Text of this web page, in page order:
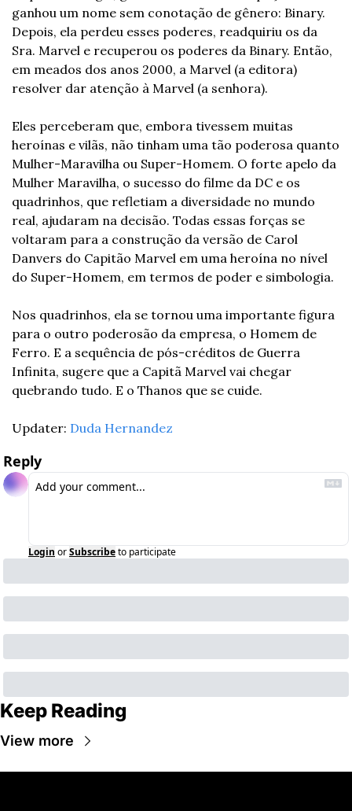
ganhou um nome sem conotação de gênero: Binary.
Depois, ela perdeu esses poderes, readquiriu os da
Sra. Marvel e recuperou os poderes da Binary. Então,
em meados dos anos 2000, a Marvel (a editora)
resolver dar atenção à Marvel (a senhora).
Eles perceberam que, embora tivessem muitas
heroínas e vilãs, não tinham uma tão poderosa quanto
Mulher-Maravilha ou Super-Homem. O forte apelo da
Mulher Maravilha, o sucesso do filme da DC e os
quadrinhos, que refletiam a diversidade no mundo
real, ajudaram na decisão. Todas essas forças se
voltaram para a construção da versão de Carol
Danvers do Capitão Marvel em uma heroína no nível
do Super-Homem, em termos de poder e simbologia.
Nos quadrinhos, ela se tornou uma importante figura
para o outro poderosão da empresa, o Homem de
Ferro. E a sequência de pós-créditos de Guerra
Infinita, sugere que a Capitã Marvel vai chegar
quebrando tudo. E o Thanos que se cuide.
Updater: Duda Hernandez
Reply
Login orSubscribeto participate
Keep Reading
View more